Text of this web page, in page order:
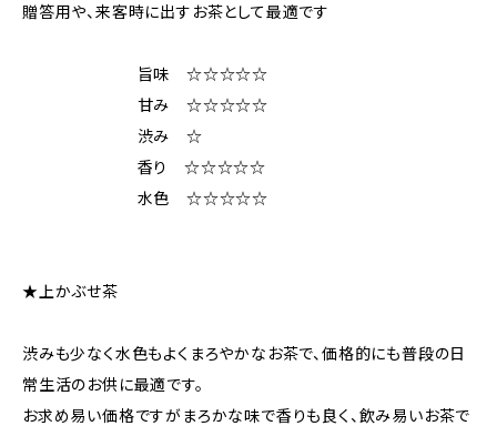
贈答用や、来客時に出すお茶として最適です
旨味 ☆☆☆☆☆
甘み ☆☆☆☆☆
渋み ☆
香り ☆☆☆☆☆
水色 ☆☆☆☆☆
★上かぶせ茶
渋みも少なく水色もよくまろやかなお茶で、価格的にも普段の日
常生活のお供に最適です。
お求め易い価格ですがまろかな味で香りも良く、飲み易いお茶で